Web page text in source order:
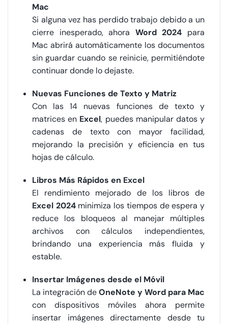
Mac
Si alguna vez has perdido trabajo debido a un
cierre inesperado, ahora Word 2024 para
Mac abrirá automáticamente los documentos
sin guardar cuando se reinicie, permitiéndote
continuar donde lo dejaste.
Nuevas Funciones de Texto y Matriz
Con las 14 nuevas funciones de texto y
matrices en Excel, puedes manipular datos y
cadenas de texto con mayor facilidad,
mejorando la precisión y eficiencia en tus
hojas de cálculo.
Libros Más Rápidos en Excel
El rendimiento mejorado de los libros de
Excel 2024minimiza los tiempos de espera y
reduce los bloqueos al manejar múltiples
archivos con cálculos independientes,
brindando una experiencia más fluida y
estable.
Insertar Imágenes desde el Móvil
La integración deOneNote y Word para Mac
con dispositivos móviles ahora permite
insertar imágenes directamente desde tu